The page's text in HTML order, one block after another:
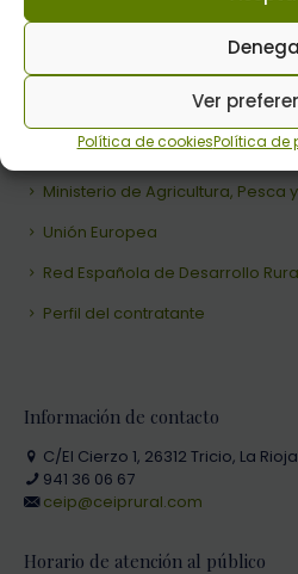
Ver
Política de cookiesPolítica de
Consejería de Agricultura,
Ambiente
Ministerio de Agricultura, Pesca
Unión Europea
Red Española de Desarrollo
Perfil del contratante
Información de contacto
C/El Cierzo 1, 26312 Tricio, La Rioja
941 36 06 67
ceip@ceiprural.com
Horario de atención al público